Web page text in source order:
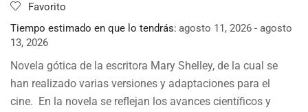
Favorito
Tiempo estimado en que lo tendrás: agosto 11, 2026 - agosto
13, 2026
Novela gótica de la escritora Mary Shelley, de la cual se
han realizado varias versiones y adaptaciones para el
cine. En la novela se reflejan los avances científicos y